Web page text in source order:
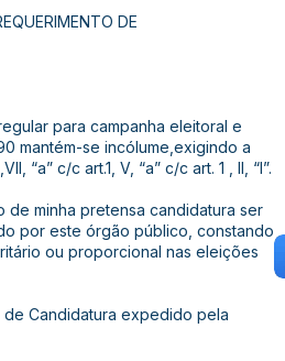
DE
para campanha eleitoral e
mantém-se incólume,exigindo a
c/c art.1, V, “a” c/c art. 1 , II, “I”.
de minha pretensa candidatura ser
por este órgão público, constando
ou proporcional nas eleições
Candidatura expedido pela